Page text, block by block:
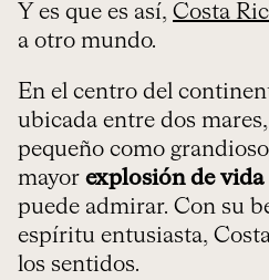
Y es que es así, Costa
a otro mundo.
En el centro del
ubicada entre dos
pequeño como
mayor explosión de vida
puede admirar. Con su
espíritu entusiasta,
los sentidos.